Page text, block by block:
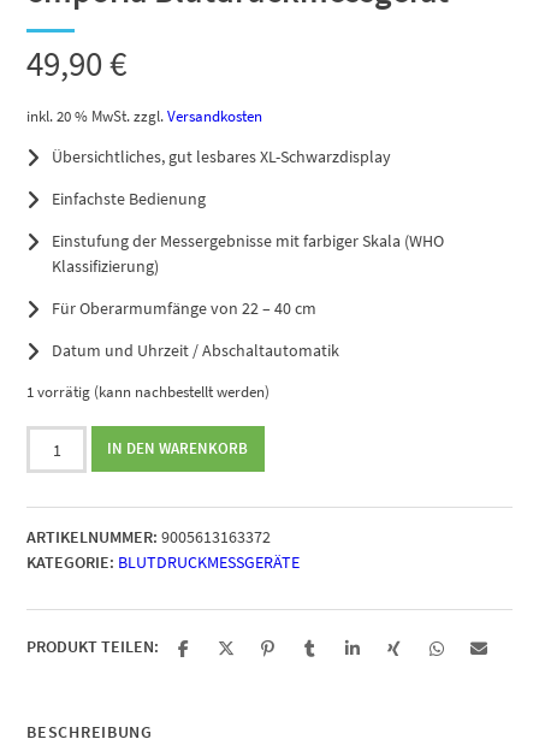
49,90€
inkl. 20 % MwSt. zzgl.Versandkosten
Übersichtliches, gut lesbares XL-Schwarzdisplay
Einfachste Bedienung
Einstufung der Messergebnisse mit farbiger Skala (WHO
Klassifizierung)
Für Oberarmumfänge von 22 – 40 cm
Datum und Uhrzeit / Abschaltautomatik
1 vorrätig (kann nachbestellt werden)
Blutdruckmessgerät
IN DEN WARENKORB
ARTIKELNUMMER: 9005613163372
KATEGORIE: BLUTDRUCKMESSGERÄTE
PRODUKT TEILEN:
BESCHREIBUNG